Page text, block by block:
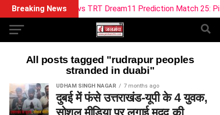
Breaking NewsML vs TRT Dream11 Prediction Match 25:
All posts tagged "rudrapur peoples
stranded in duabi"
UDHAM SINGH NAGAR 7 months ago
दुबई में फंसे उत्तराखंड-यूपी के 4 युवक,
सोशल मीडिया पर लगाई मदद की